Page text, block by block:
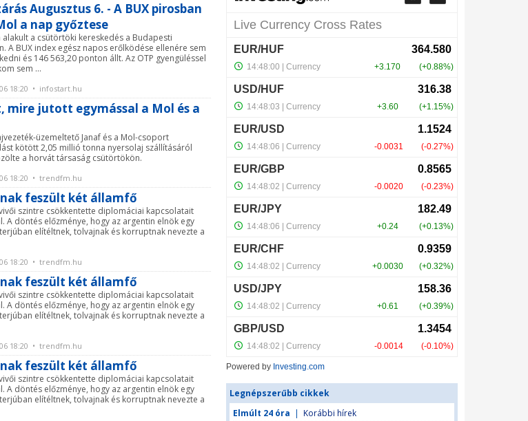
Augusztus 6. - A BUX pirosban
a nap győztese
alakult a csütörtöki kereskedés a Budapesti
A BUX index egész napos erőlködése ellenére sem
és 146 563,20 ponton állt. Az OTP gyengüléssel
sem ...
18:20 • infostart.hu
mire jutott egymással a Mol és a
üzemeltető Janaf és a Mol-csoport
kötött 2,05 millió tonna nyersolaj szállításáról
a horvát társaság csütörtökön.
18:20 • trendfm.hu
feszült két államfő
szintre csökkentette diplomáciai kapcsolatait
A döntés előzménye, hogy az argentin elnök egy
elítéltnek, tolvajnak és korruptnak nevezte a
18:20 • trendfm.hu
feszült két államfő
szintre csökkentette diplomáciai kapcsolatait
A döntés előzménye, hogy az argentin elnök egy
elítéltnek, tolvajnak és korruptnak nevezte a
18:20 • trendfm.hu
feszült két államfő
szintre csökkentette diplomáciai kapcsolatait
A döntés előzménye, hogy az argentin elnök egy
elítéltnek, tolvajnak és korruptnak nevezte a
Powered by Investing.com
Legnépszerűbb cikkek
Elmúlt 24 óra | Korábbi hírek